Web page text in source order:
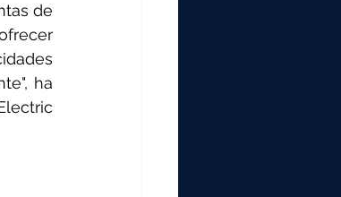
de
ha